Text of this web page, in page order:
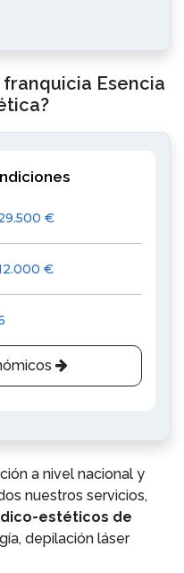
Esencia
€
€
a nivel nacional y
nuestros servicios,
estéticos de
depilación láser